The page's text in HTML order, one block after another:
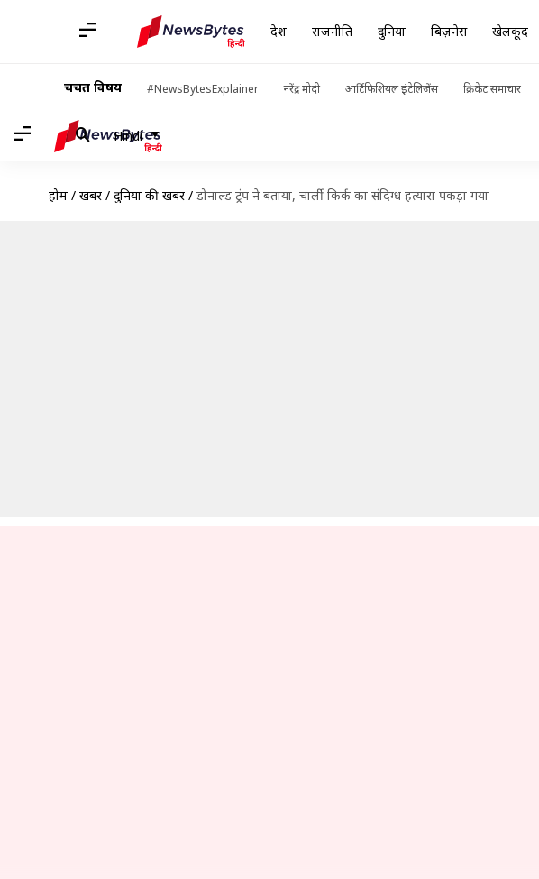
देश राजनीति दुनिया बिज़नेस खेलकूद
चर्चित विषय #NewsBytesExplainer नरेंद्र मोदी आर्टिफिशियल इंटेलिजेंस क्रिकेट समाचार
Hindi
होम / खबरें / दुनिया की खबरें / डोनाल्ड ट्रंप ने बताया, चार्ली किर्क का संदिग्ध हत्यारा पकड़ा गया